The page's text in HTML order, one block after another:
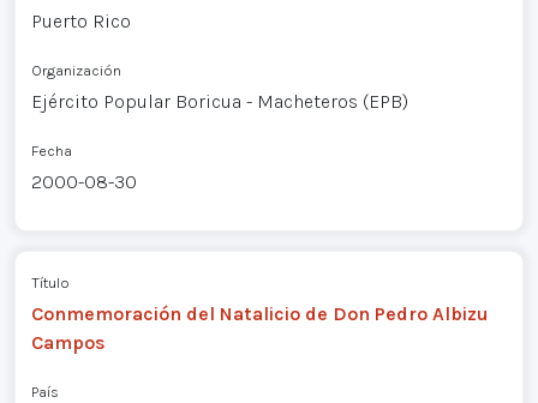
Puerto Rico
Organización
Ejército Popular Boricua - Macheteros (EPB)
Fecha
2000-08-30
Título
Conmemoración del Natalicio de Don Pedro Albizu
Campos
País